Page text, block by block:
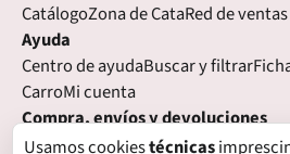
CatálogoZona de CataRed de ventas
Ayuda
Centro de ayudaBuscar y filtrar
CarroMi cuenta
Compra, envíos y devoluciones
Condiciones de compraFormas de
Usamos cookiestécnicas